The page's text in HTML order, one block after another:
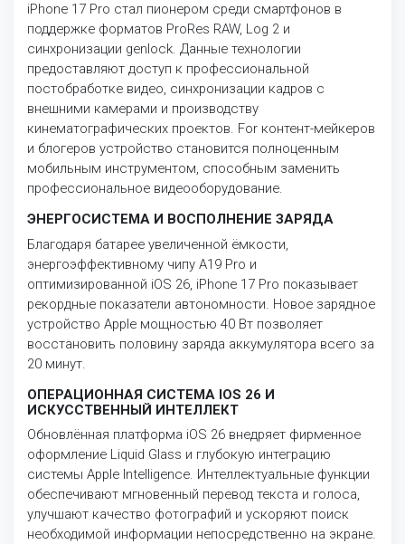
iPhone 17 Pro стал пионером среди смартфонов в
поддержке форматов ProRes RAW, Log 2 и
синхронизации genlock. Данные технологии
предоставляют доступ к профессиональной
постобработке видео, синхронизации кадров с
внешними камерами и производству
кинематографических проектов. For контент-мейкеров
и блогеров устройство становится полноценным
мобильным инструментом, способным заменить
профессиональное видеооборудование.
ЭНЕРГОСИСТЕМА И ВОСПОЛНЕНИЕ ЗАРЯДА
Благодаря батарее увеличенной ёмкости,
энергоэффективному чипу A19 Pro и
оптимизированной iOS 26, iPhone 17 Pro показывает
рекордные показатели автономности. Новое зарядное
устройство Apple мощностью 40 Вт позволяет
восстановить половину заряда аккумулятора всего за
20 минут.
ОПЕРАЦИОННАЯ СИСТЕМА IOS 26 И
ИСКУССТВЕННЫЙ ИНТЕЛЛЕКТ
Обновлённая платформа iOS 26 внедряет фирменное
оформление Liquid Glass и глубокую интеграцию
системы Apple Intelligence. Интеллектуальные функции
обеспечивают мгновенный перевод текста и голоса,
улучшают качество фотографий и ускоряют поиск
необходимой информации непосредственно на экране.